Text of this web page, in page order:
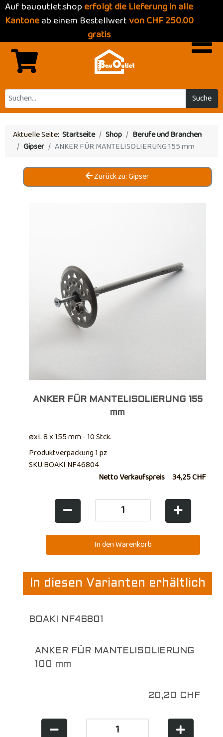
Auf bauoutlet.shoperfolgt die Lieferung in alle
Kantoneab einem Bestellwertvon CHF 250.00
gratis
Suche
Aktuelle Seite: Startseite Shop
Berufe und Branchen
Gipser
ANKER FÜR MANTELISOLIERUNG 155 mm
Zurück zu: Gipser
ANKER FÜR MANTELISOLIERUNG 155
mm
⌀xL 8 x 155 mm - 10 Stck.
Produktverpackung 1 pz
SKU:BOAKI NF46804
Netto Verkaufspreis 34,25 CHF
In diesen Varianten erhältlich
BOAKI NF46801
ANKER FÜR MANTELISOLIERUNG
100 mm
20,20 CHF